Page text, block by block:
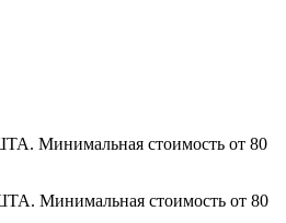
Минимальная стоимость от 80
Минимальная стоимость от 80